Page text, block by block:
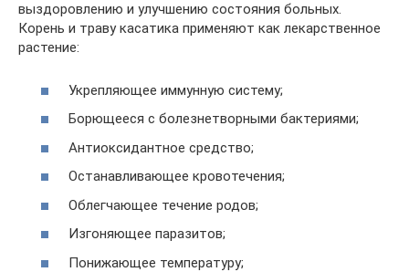
выздоровлению и улучшению состояния больных.
Корень и траву касатика применяют как лекарственное
растение:
Укрепляющее иммунную систему;
Борющееся с болезнетворными бактериями;
Антиоксидантное средство;
Останавливающее кровотечения;
Облегчающее течение родов;
Изгоняющее паразитов;
Понижающее температуру;